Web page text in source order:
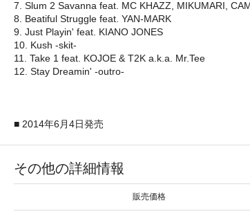
7. Slum 2 Savanna feat. MC KHAZZ, MIKUMARI,
8. Beatiful Struggle feat. YAN-MARK
9. Just Playin' feat. KIANO JONES
10. Kush -skit-
11. Take 1 feat. KOJOE & T2K a.k.a. Mr.Tee
12. Stay Dreamin' -outro-
■ 2014年6月4日発売
その他の詳細情報
販売価格